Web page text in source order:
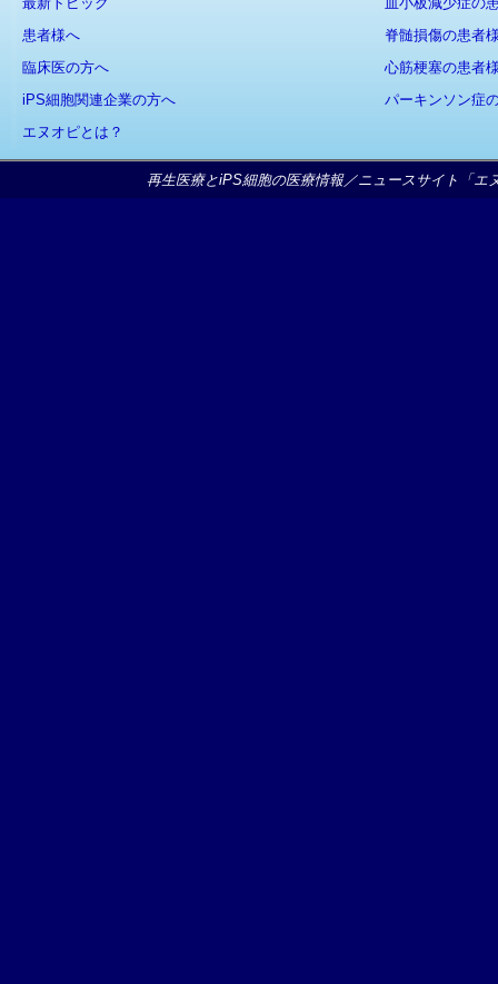
患者様へ
臨床医の方へ
iPS細胞関連企業の方へ
エヌオピとは？
脊髄損傷の患者
心筋梗塞の患者
パーキンソン症
再生医療とiPS細胞の医療情報／ニュースサイト「